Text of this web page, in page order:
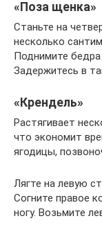
«Поза щенка»
Станьте на
несколько
Поднимите бедра
Задержитесь в
«Крендель»
Растягивает
что экономит
ягодицы,
Лягте на левую
Согните правое
ногу. Возьмите